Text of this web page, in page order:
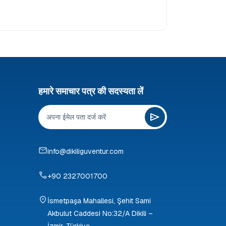
हमारे समाचार पत्र की सदस्यता लें
info@dikiliguventur.com
+90 2327001700
İsmetpaşa Mahallesi, Şehit Sami
Akbulut Caddesi No:32/A Dikili –